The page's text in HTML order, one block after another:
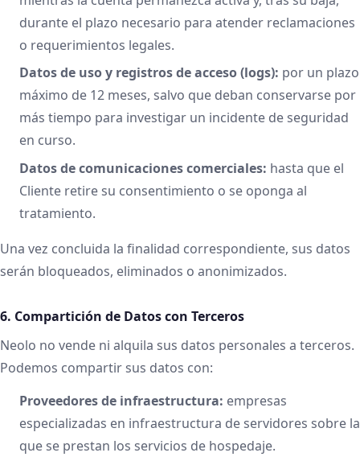
durante el plazo necesario para atender reclamaciones
o requerimientos legales.
Datos de uso y registros de acceso (logs): por un plazo
máximo de 12 meses, salvo que deban conservarse por
más tiempo para investigar un incidente de seguridad
en curso.
Datos de comunicaciones comerciales: hasta que el
Cliente retire su consentimiento o se oponga al
tratamiento.
Una vez concluida la finalidad correspondiente, sus datos
serán bloqueados, eliminados o anonimizados.
6. Compartición de Datos con Terceros
Neolo no vende ni alquila sus datos personales a terceros.
Podemos compartir sus datos con:
Proveedores de infraestructura: empresas
especializadas en infraestructura de servidores sobre la
que se prestan los servicios de hospedaje.